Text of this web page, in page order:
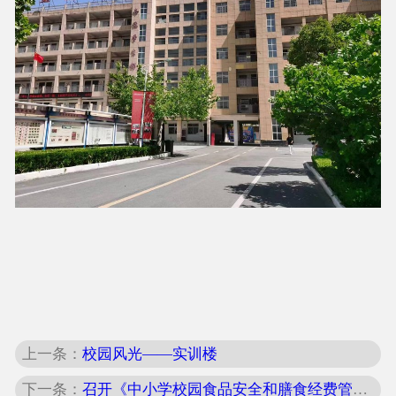
上一条：校园风光——实训楼
下一条：召开《中小学校园食品安全和膳食经费管理工作指引》专题学习会